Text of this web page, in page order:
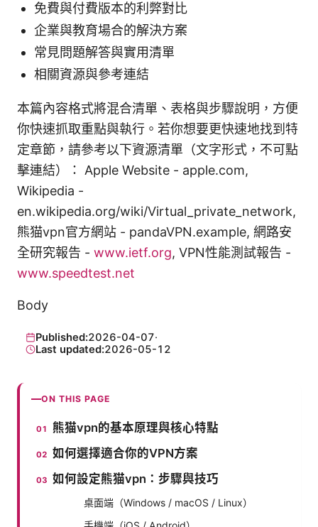
免費與付費版本的利弊對比
企業與教育場合的解決方案
常見問題解答與實用清單
相關資源與參考連結
本篇內容格式將混合清單、表格與步驟說明，方便
你快速抓取重點與執行。若你想要更快速地找到特
定章節，請參考以下資源清單（文字形式，不可點
擊連結）： Apple Website - apple.com,
Wikipedia -
en.wikipedia.org/wiki/Virtual_private_network,
熊猫vpn官方網站 - pandaVPN.example, 網路安
全研究報告 - www.ietf.org, VPN性能測試報告 -
www.speedtest.net
Body
Published:2026-04-07·
Last updated:2026-05-12
ON THIS PAGE
熊猫vpn的基本原理與核心特點
如何選擇適合你的VPN方案
如何設定熊猫vpn：步驟與技巧
桌面端（Windows / macOS / Linux）